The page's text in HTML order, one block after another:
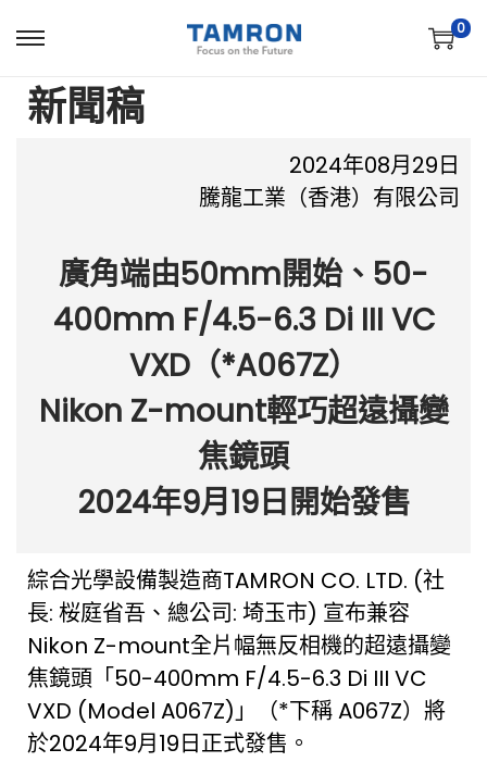
0
新聞稿
2024年08月29日
騰龍工業（香港）有限公司
廣角端由50mm開始、50-
400mm F/4.5-6.3 Di III VC
VXD（*A067Z）
Nikon Z-mount輕巧超遠攝變
焦鏡頭
2024年9月19日開始發售
綜合光學設備製造商TAMRON CO. LTD. (社
長: 桜庭省吾、總公司: 埼玉市) 宣布兼容
Nikon Z-mount全片幅無反相機的超遠攝變
焦鏡頭「50-400mm F/4.5-6.3 Di III VC
VXD (Model A067Z)」（*下稱 A067Z）將
於2024年9月19日正式發售。